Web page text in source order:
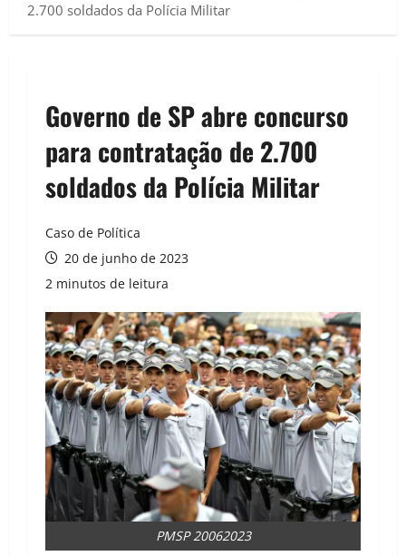
2.700 soldados da Polícia Militar
Governo de SP abre concurso
para contratação de 2.700
soldados da Polícia Militar
Caso de Política
20 de junho de 2023
2 minutos de leitura
PMSP 20062023